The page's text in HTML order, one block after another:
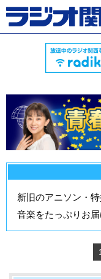
新旧のアニソン・
音楽をたっぷりお
1